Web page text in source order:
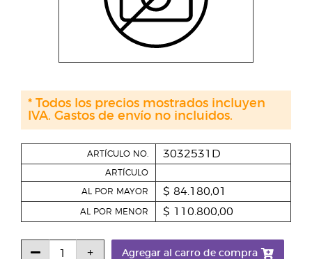
ARTÍCULO NO. 3032531D
ARTÍCULO
AL POR MAYOR $ 84.180,01
AL POR MENOR $ 110.800,00
Agregar al carro de compra
* Todos los precios mostrados incluyen
IVA. Gastos de envío no incluidos.